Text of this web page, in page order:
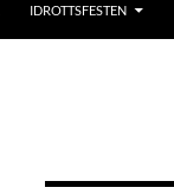
IDROTTSFESTEN